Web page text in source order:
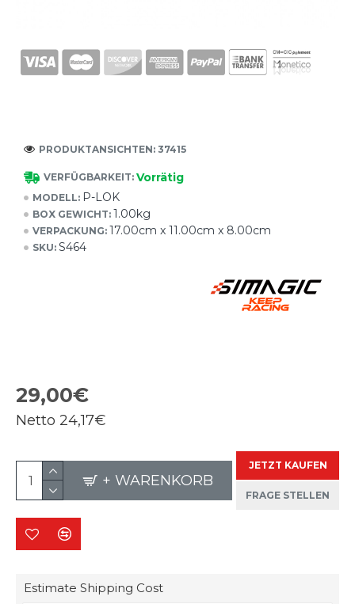
VERFÜGBARKEIT: Vorrätig
MODELL: P-LOK
BOX GEWICHT: 1.00kg
VERPACKUNG: 17.00cm x 11.00cm x 8.00cm
SKU: S464
PRODUKTANSICHTEN: 37415
29,00€
Netto 24,17€
+ WARENKORB
JETZT KAUFEN
FRAGE STELLEN
Estimate Shipping Cost